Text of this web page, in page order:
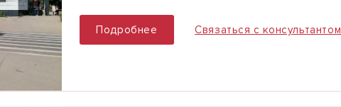
Подробнее Связаться с консультантом